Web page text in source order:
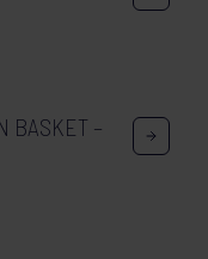
BASKET –